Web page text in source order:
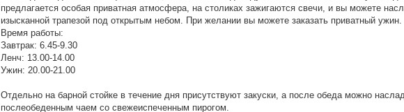
предлагается особая приватная атмосфера, на столиках зажигаются свечи, и вы можете
изысканной трапезой под открытым небом. При желании вы можете заказать приватный ужин.
Время работы:
Завтрак: 6.45-9.30
Ленч: 13.00-14.00
Ужин: 20.00-21.00
Отдельно на барной стойке в течение дня присутствуют закуски, а после обеда можно
послеобеденным чаем со свежеиспеченным пирогом.